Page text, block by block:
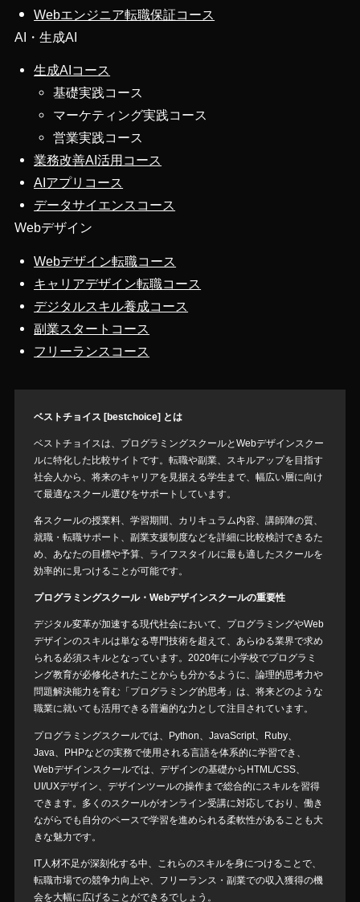
Webエンジニア転職保証コース
AI・生成AI
生成AIコース
基礎実践コース
マーケティング実践コース
営業実践コース
業務改善AI活用コース
AIアプリコース
データサイエンスコース
Webデザイン
Webデザイン転職コース
キャリアデザイン転職コース
デジタルスキル養成コース
副業スタートコース
フリーランスコース
ベストチョイス [bestchoice] とは
ベストチョイスは、プログラミングスクールとWebデザインスクー
ルに特化した比較サイトです。転職や副業、スキルアップを目指す
社会人から、将来のキャリアを見据える学生まで、幅広い層に向け
て最適なスクール選びをサポートしています。
各スクールの授業料、学習期間、カリキュラム内容、講師陣の質、
就職・転職サポート、副業支援制度などを詳細に比較検討できるた
め、あなたの目標や予算、ライフスタイルに最も適したスクールを
効率的に見つけることが可能です。
プログラミングスクール・Webデザインスクールの重要性
デジタル変革が加速する現代社会において、プログラミングやWeb
デザインのスキルは単なる専門技術を超えて、あらゆる業界で求め
られる必須スキルとなっています。2020年に小学校でプログラミ
ング教育が必修化されたことからも分かるように、論理的思考力や
問題解決能力を育む「プログラミング的思考」は、将来どのような
職業に就いても活用できる普遍的な力として注目されています。
プログラミングスクールでは、Python、JavaScript、Ruby、
Java、PHPなどの実務で使用される言語を体系的に学習でき、
Webデザインスクールでは、デザインの基礎からHTML/CSS、
UI/UXデザイン、デザインツールの操作まで総合的にスキルを習得
できます。多くのスクールがオンライン受講に対応しており、働き
ながらでも自分のペースで学習を進められる柔軟性があることも大
きな魅力です。
IT人材不足が深刻化する中、これらのスキルを身につけることで、
転職市場での競争力向上や、フリーランス・副業での収入獲得の機
会を大幅に広げることができるでしょう。